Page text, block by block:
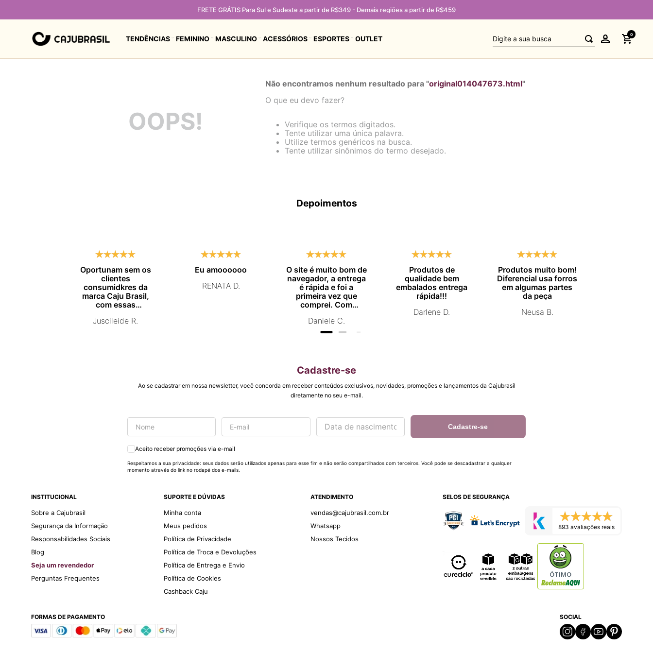
FRETE GRÁTIS Para Sul e Sudeste a partir de R$349 - Demais regiões a partir de R$459
TENDÊNCIAS FEMININO MASCULINO ACESSÓRIOS ESPORTES OUTLET Digite a sua busca 0
OOPS!
Não encontramos nenhum resultado para "original014047673.html"
O que eu devo fazer?
Verifique os termos digitados.
Tente utilizar uma única palavra.
Utilize termos genéricos na busca.
Tente utilizar sinônimos do termo desejado.
Depoimentos
Oportunam sem os
clientes
consumidkres da
marca Caju Brasil,
com essas
promocionais de
Juscileide R.
Eu amoooooo
RENATA D.
O site é muito bom de
navegador, a entrega
é rápida e foi a
primeira vez que
comprei. Com
novamente.
Daniele C.
Produtos de
qualidade bem
embalados entrega
rápida!!!
Darlene D.
Produtos muito bom!
Diferencial usa forros
em algumas partes
da peça
Neusa B.
Cadastre-se
Ao se cadastrar em nossa newsletter, você concorda em receber conteúdos exclusivos, novidades, promoções e lançamentos da Cajubrasil
diretamente no seu e-mail.
Cadastre-se
Aceito receber promoções via e-mail
Respeitamos a sua privacidade: seus dados serão utilizados apenas para esse fim e não serão compartilhados com terceiros. Você pode se descadastrar a qualquer
momento através do link no rodapé dos e-mails.
INSTITUCIONAL
Sobre a Cajubrasil
Segurança da Informação
Responsabilidades Sociais
Blog
Seja um revendedor
Perguntas Frequentes
SUPORTE E DÚVIDAS
Minha conta
Meus pedidos
Política de Privacidade
Política de Troca e Devoluções
Política de Entrega e Envio
Política de Cookies
Cashback Caju
ATENDIMENTO
vendas@cajubrasil.com.br
Whatsapp
Nossos Tecidos
SELOS DE SEGURANÇA
893 avaliações reais
ÓTIMO
FORMAS DE PAGAMENTO SOCIAL